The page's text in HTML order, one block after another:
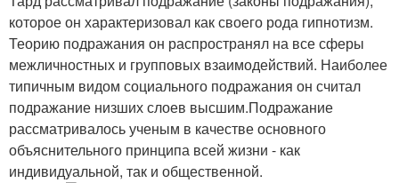
которое он характеризовал как своего рода гипнотизм.
Теорию подражания он распространял на все сферы
межличностных и групповых взаимодействий. Наиболее
типичным видом социального подражания он считал
подражание низших слоев высшим.Подражание
рассматривалось ученым в качестве основного
объяснительного принципа всей жизни - как
индивидуальной, так и общественной.